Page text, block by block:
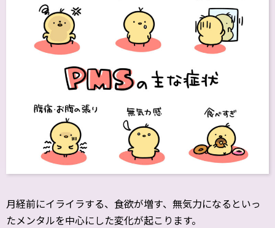
月経前にイライラする、食欲が増す、無気力になるといっ
たメンタルを中心にした変化が起こります。